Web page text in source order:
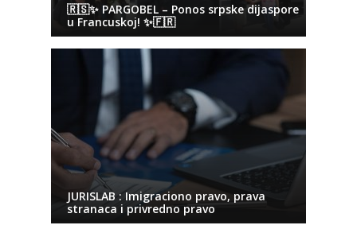
🇷🇸✨ PARGOBEL – Ponos srpske dijaspore
u Francuskoj! ✨🇫🇷
JURISLAB : Imigraciono pravo, prava
stranaca i privredno pravo